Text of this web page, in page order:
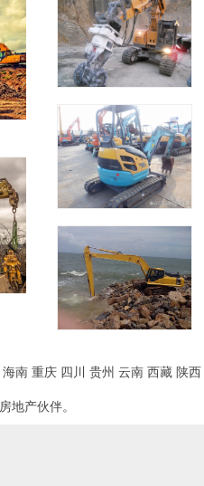
案例展示四
案例展示一
海南 重庆 四川 贵州 云南 西藏 陕西
地产伙伴。